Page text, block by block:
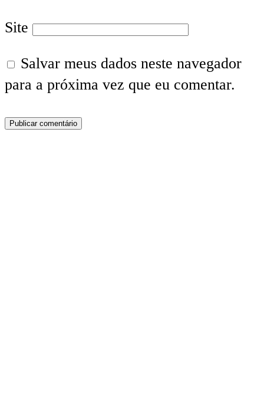
Site
Salvar meus dados neste navegador
para a próxima vez que eu comentar.